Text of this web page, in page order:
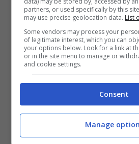
partners, or used specifically by this
may use precise geolocation data. List
Some vendors may process your
of legitimate interest, which you can
your options below. Look for a link at
or in the site menu to manage or
and cookie settings.
Consent
Manage